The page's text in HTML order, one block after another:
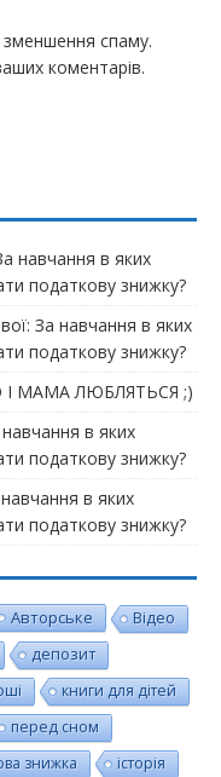
спаму.
коментарів.
навчання в яких
податкову знижку?
За навчання в яких
податкову знижку?
МАМА ЛЮБЛЯТЬСЯ ;)
в яких
податкову знижку?
в яких
податкову знижку?
Авторське
Відео
депозит
книги для дітей
перед сном
знижка історія